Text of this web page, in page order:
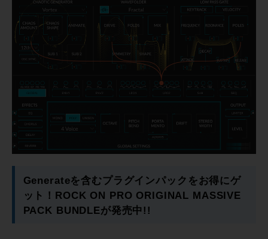
Generateを含むプラグインパックをお得にゲ
ット！ROCK ON PRO ORIGINAL MASSIVE
PACK BUNDLEが発売中!!